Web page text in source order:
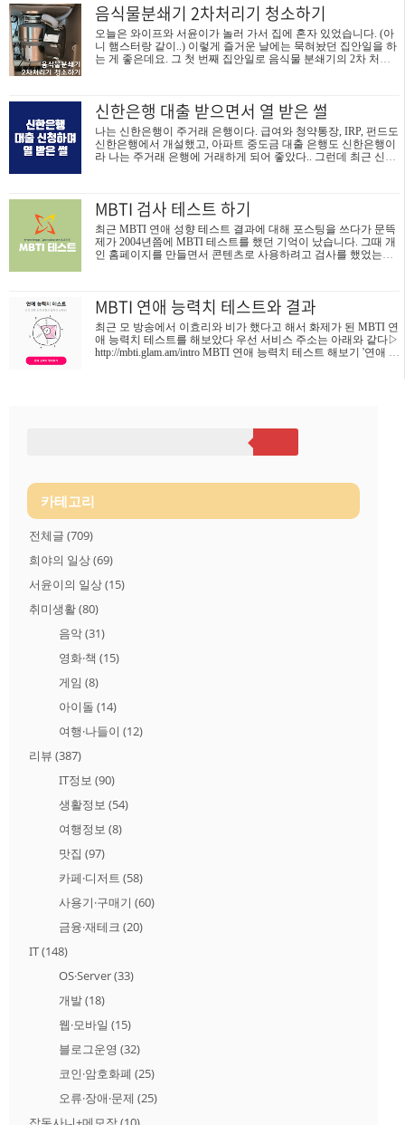
바깥쪽 유리는 손도 안 닿아서 그냥 집 안 쪽 유리만 닦고 말았습
니다. 그렇게 찜찜하게 남겨놓은 청소 포인트를 오늘 제가 나서
청소했습니다. 주방 유리창 떼어내서 청소하기 제가 선택한 주방
창문 청소 방법은 창문을 뜯어내서 청소하는 방법입니다. 우선
앞쪽 유리창부터 떼어내기 시작했는데, 주방 창문은 작은 크기이
음식물분쇄기 2차처리기 청소하기
오늘은 와이프와 서윤이가 놀러 가서 집에 혼자 있었습니다. (아
니 햄스터랑 같이..) 이렇게 즐거운 날에는 묵혀놨던 집안일을 하
는 게 좋은데요. 그 첫 번째 집안일로 음식물 분쇄기의 2차 처리
말 너무 편하고 좋은 물건 같습니다. 저희 집은 잘 사용하고 있고
지금도 사길 잘했다 생각하고 있는데, 이 제품에는 2차 처리기라
고 환경부에서 인증한 기구가 부착되어 있습니다. 현행법상 2차
처리기로 음식물 찌꺼기를 걸러준다고 하는데요. 인싱크레이터
를 설치할 때 설치기사님이 길면 6개월 정도에 한번 2차 처리기
신한은행 대출 받으면서 열 받은 썰
나는 신한은행이 주거래 은행이다. 급여와 청약통장, IRP, 펀드도
신한은행에서 개설했고, 아파트 중도금 대출 은행도 신한은행이
라 나는 주거래 은행에 거래하게 되어 좋았다.. 그런데 최근 신한
행은 건설사가 지정하는것이라서 내 의지와 상관없이 거래하는
거지만, 잔금대출은 내가 좋아하는 은행과 할 수 있었다. 그래서
나는 당연히 신한은행에 잔금대출을 문의하려 했는데. 입주민 카
페에서 신한은행에 부정적인 말이 오갔다. 신한은행의 잔금대출
한도가 적게 책정되었고 직원들 응대가 불친절하다는 것이다. 잔
MBTI 검사 테스트 하기
최근 MBTI 연애 성향 테스트 결과에 대해 포스팅을 쓰다가 문뜩
제가 2004년쯤에 MBTI 테스트를 했던 기억이 났습니다. 그때 개
인 홈페이지를 만들면서 콘텐츠로 사용하려고 검사를 했었는데
기력이 뛰어나며 겸손하다말없이 다정하고 양털 안감을 높은 오
버코트처럼 속마음이 따뜻하고 친절하다. 그러나 상대방을 잘 알
게 될 때까지 이 따뜻함을 잘 드러내지 않는다.동정적이며 자기
능력에 대해서 모든 성격 유형 중에서 가장 겸손하고 적응력과
관용성이 많다. 자신의 의견이나 가치를 타인에게 강요하지 않으
MBTI 연애 능력치 테스트와 결과
최근 모 방송에서 이효리와 비가 했다고 해서 화제가 된 MBTI 연
애 능력치 테스트를 해보았다 우선 서비스 주소는 아래와 같다▷
http://mbti.glam.am/intro MBTI 연애 능력치 테스트 해보기 '연애 능
고 구속하지 않는 자유로운 연애를 좋아해요. 연애할 때에도 반
드시 혼자만의 시간이 필요하고 그렇지 못하면 스트레스를 받아
요. 상대의 감정이나 생각을 잘 읽는 편이지만 마이..
카테고리
전체글 (709)
희야의 일상(69)
서윤이의 일상(15)
취미생활(80)
음악(31)
영화·책 (15)
게임 (8)
아이돌 (14)
여행·나들이 (12)
리뷰 (387)
IT정보 (90)
생활정보 (54)
여행정보 (8)
맛집 (97)
카페·디저트 (58)
사용기·구매기 (60)
금융·재테크 (20)
IT(148)
OS·Server(33)
개발(18)
웹·모바일 (15)
블로그운영 (32)
코인·암호화폐 (25)
오류·장애·문제 (25)